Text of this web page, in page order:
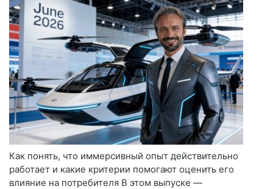
Как понять, что иммерсивный опыт действительно
работает и какие критерии помогают оценить его
влияние на потребителя В этом выпуске —